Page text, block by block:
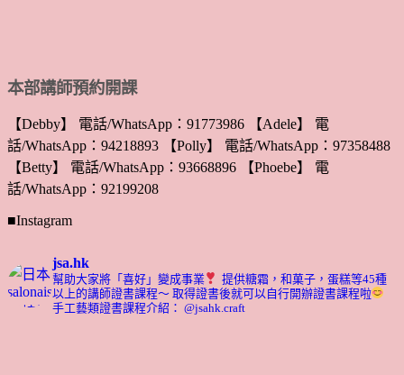
本部講師預約開課
【Debby】 電話/WhatsApp：91773986 【Adele】 電
話/WhatsApp：94218893 【Polly】 電話/WhatsApp：97358488
【Betty】 電話/WhatsApp：93668896 【Phoebe】 電
話/WhatsApp：92199208
■Instagram
jsa.hk
幫助大家將「喜好」變成事業
提供糖霜，和菓子，蛋糕等45種
以上的講師證書課程～ 取得證書後就可以自行開辦證書課程啦
手工藝類證書課程介紹： @jsahk.craft